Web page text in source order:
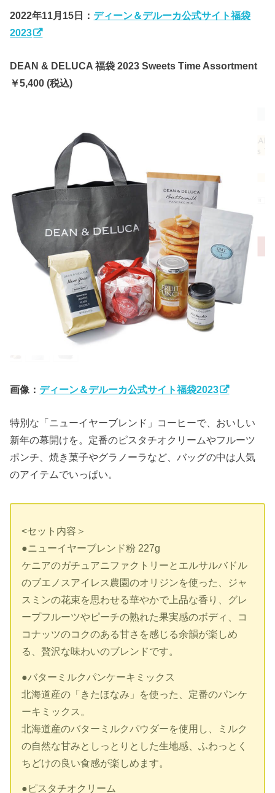
2022年11月15日： ディーン＆デルーカ公式サイト福袋
2023
DEAN & DELUCA 福袋 2023 Sweets Time Assortment
￥5,400 (税込)
画像： ディーン＆デルーカ公式サイト福袋2023
特別な「ニューイヤーブレンド」コーヒーで、おいしい
新年の幕開けを。定番のピスタチオクリームやフルーツ
ポンチ、焼き菓子やグラノーラなど、バッグの中は人気
のアイテムでいっぱい。
<セット内容＞
●ニューイヤーブレンド粉 227g
ケニアのガチュアニファクトリーとエルサルバドル
のブエノスアイレス農園のオリジンを使った、ジャ
スミンの花束を思わせる華やかで上品な香り、グレ
ープフルーツやピーチの熟れた果実感のボディ、コ
コナッツのコクのある甘さを感じる余韻が楽しめ
る、贅沢な味わいのブレンドです。
●バターミルクパンケーキミックス
北海道産の「きたほなみ」を使った、定番のパンケ
ーキミックス。
北海道産のバターミルクパウダーを使用し、ミルク
の自然な甘みとしっとりとした生地感、ふわっとく
ちどけの良い食感が楽しめます。
●ピスタチオクリーム